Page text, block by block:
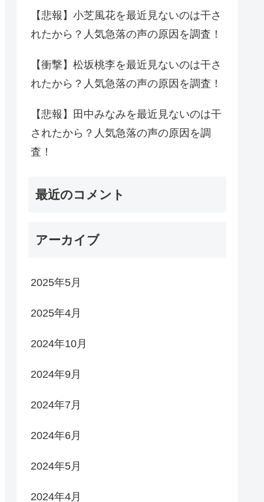
【悲報】小芝風花を最近見ないのは干さ
れたから？人気急落の声の原因を調査！
【衝撃】松坂桃李を最近見ないのは干さ
れたから？人気急落の声の原因を調査！
【悲報】田中みなみを最近見ないのは干
されたから？人気急落の声の原因を調
査！
最近のコメント
アーカイブ
2025年5月
2025年4月
2024年10月
2024年9月
2024年7月
2024年6月
2024年5月
2024年4月